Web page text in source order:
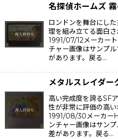
名探偵ホームズ
ロンドンを舞台にし
理を組み立てる面白
1991/07/12メーカー
チャー画像はサンプ
があります。戻る…
メタルスレイダー
高い完成度を誇るSF
性が非常に評価の高
1991/08/30メーカー
ンチャー画像はサン
差があります。戻る…